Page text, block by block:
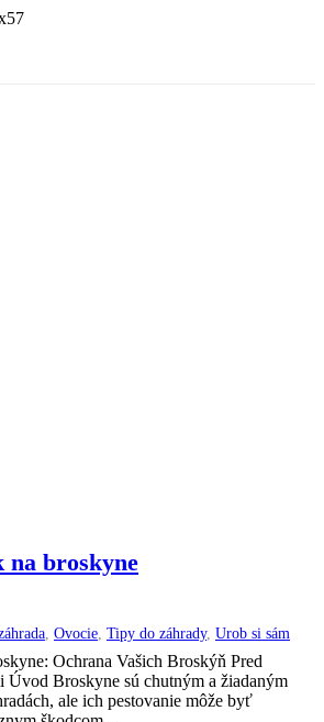
na broskyne
Ovocie Tipy do záhrady, Urob si sám
Ochrana Vašich Broskýň Pred
Úvod Broskyne sú chutným a žiadaným
ale ich pestovanie môže byť